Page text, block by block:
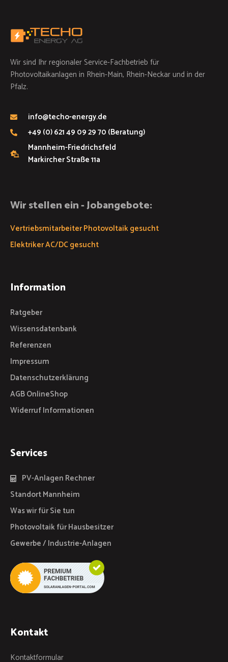
Wir sind Ihr regionaler Service-Fachbetrieb für
Photovoltaikanlagen in Rhein-Main, Rhein-Neckar und in der
Pfalz.
info@techo-energy.de
+49 (0) 621 49 09 29 70 (Beratung)
Mannheim-Friedrichsfeld
Markircher Straße 11a
Wir stellen ein - Jobangebote:
Vertriebsmitarbeiter Photovoltaik gesucht
Elektriker AC/DC gesucht
Information
Ratgeber
Wissensdatenbank
Referenzen
Impressum
Datenschutzerklärung
AGB OnlineShop
Widerruf Informationen
Services
PV-Anlagen Rechner
Standort Mannheim
Was wir für Sie tun
Photovoltaik für Hausbesitzer
Gewerbe / Industrie-Anlagen
Kontakt
Kontaktformular